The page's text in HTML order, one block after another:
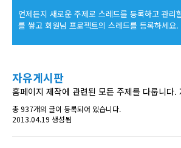
언제든지 새로운 주제로 스레드를 등록하고 관리
를 쌓고 회원님 프로젝트의 스레드를 등록하세요.
자유게시판
홈페이지 제작에 관련된 모든 주제를 다룹니다.
총 937개의 글이 등록되어 있습니다.
2013.04.19 생성됨